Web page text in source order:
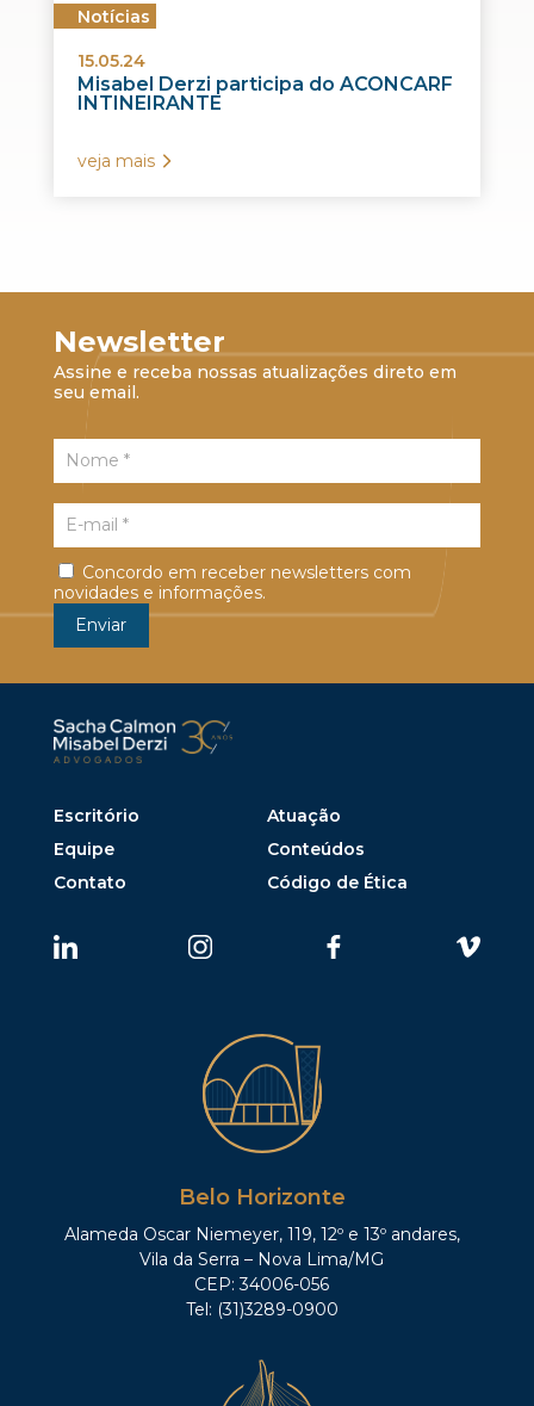
Notícias
15.05.24
Misabel Derzi participa do ACONCARF
INTINEIRANTE
veja mais
Newsletter
Assine e receba nossas atualizações direto em
seu email.
Concordo em receber newsletters com
novidades e informações.
Escritório
Atuação
Equipe
Conteúdos
Contato
Código de Ética
Belo Horizonte
Alameda Oscar Niemeyer, 119, 12º e 13º andares,
Vila da Serra – Nova Lima/MG
CEP: 34006-056
Tel: (31)3289-0900